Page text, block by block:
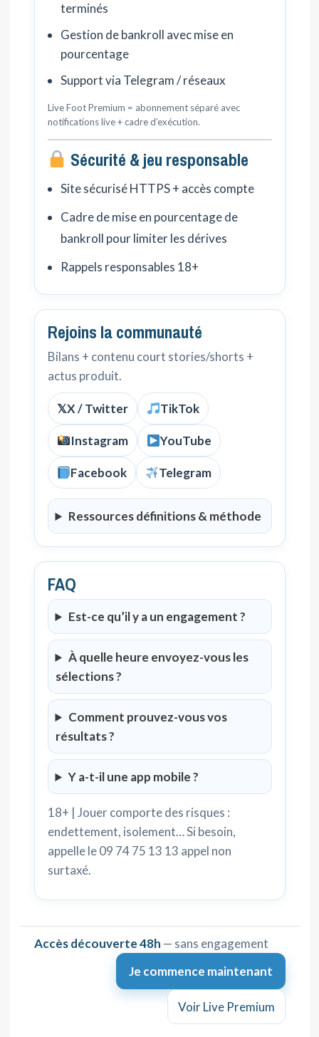
terminés
Gestion de bankroll avec mise en
pourcentage
Support via Telegram / réseaux
Live Foot Premium = abonnement séparé avec
notifications live + cadre d’exécution.
Sécurité & jeu responsable
Site sécurisé HTTPS + accès compte
Cadre de mise en pourcentage de
bankroll pour limiter les dérives
Rappels responsables 18+
Rejoins la communauté
Bilans + contenu court stories/shorts +
actus produit.
𝕏X / Twitter TikTok
Instagram YouTube
Facebook Telegram
Ressources définitions & méthode
FAQ
Est-ce qu’il y a un engagement ?
À quelle heure envoyez-vous les
sélections ?
Comment prouvez-vous vos
résultats ?
Y a-t-il une app mobile ?
18+ | Jouer comporte des risques :
endettement, isolement… Si besoin,
appelle le 09 74 75 13 13 appel non
surtaxé.
Accès découverte 48h — sans engagement
Je commence maintenant
Voir Live Premium